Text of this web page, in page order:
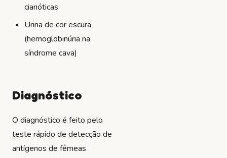
cianóticas
Urina de cor escura
(hemoglobinúria na
síndrome cava)
Diagnóstico
O diagnóstico é feito pelo
teste rápido de detecção de
antígenos de fêmeas